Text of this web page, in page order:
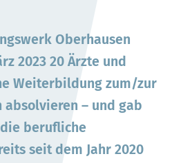
Oberhausen
2023 20 Ärzte und
Weiterbildung zum/zur
– und gab
berufliche
seit dem Jahr 2020